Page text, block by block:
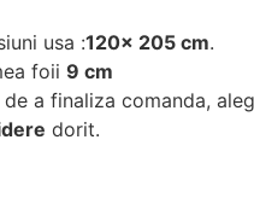
usa :120x 205 cm.
foii 9 cm
de a finaliza comanda,
dorit.